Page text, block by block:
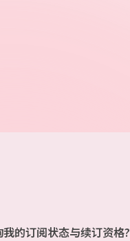
的订阅状态与续订资格?